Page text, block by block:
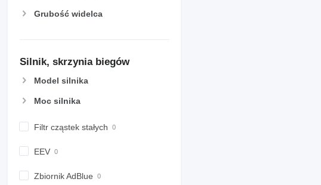
Grubość widelca
Silnik, skrzynia biegów
Model silnika
Moc silnika
Filtr cząstek stałych
EEV
Zbiornik AdBlue